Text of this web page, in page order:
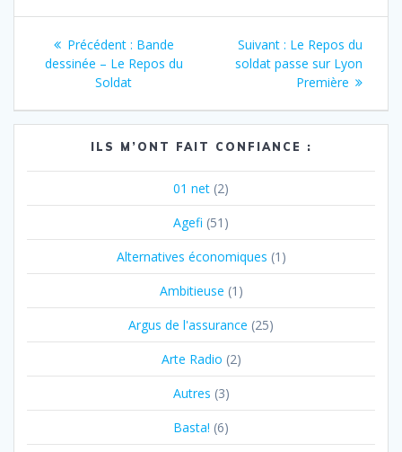
Navigation
l’article
Précédent : Article
précédent
Bande
dessinée – Le Repos du
Soldat
Suivant : Article
suivant
Le Repos du
soldat passe sur Lyon
Première
ILS M’ONT FAIT CONFIANCE :
01 net (2)
Agefi (51)
Alternatives économiques (1)
Ambitieuse (1)
Argus de l'assurance (25)
Arte Radio (2)
Autres (3)
Basta! (6)